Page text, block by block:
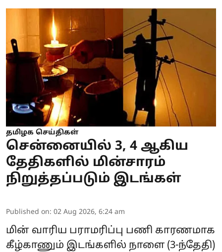
தமிழக செய்திகள்
சென்னையில் 3, 4 ஆகிய
தேதிகளில் மின்சாரம்
நிறுத்தப்படும் இடங்கள்
Published on: 02 Aug 2026, 6:24 am
மின் வாரிய பராமரிப்பு பணி காரணமாக
கீழ்காணும் இடங்களில் நாளை (3-ந்தேதி)